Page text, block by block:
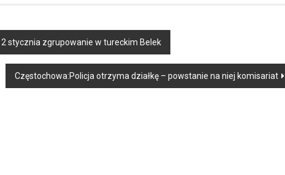
stycznia zgrupowanie w tureckim Belek
Częstochowa:Policja otrzyma działkę – powstanie na niej komisariat